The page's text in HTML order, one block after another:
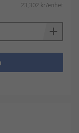
23,302 kr/enhet